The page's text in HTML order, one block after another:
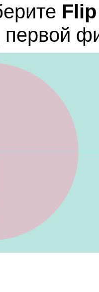
первой